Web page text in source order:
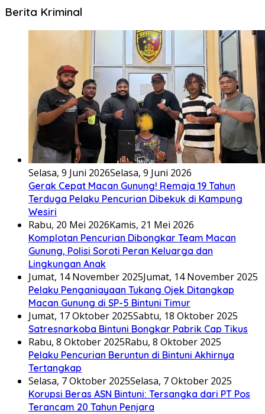
Berita Kriminal
Selasa, 9 Juni 2026Selasa, 9 Juni 2026
Gerak Cepat Macan Gunung! Remaja 19 Tahun
Terduga Pelaku Pencurian Dibekuk di Kampung
Wesiri
Rabu, 20 Mei 2026Kamis, 21 Mei 2026
Komplotan Pencurian Dibongkar Team Macan
Gunung, Polisi Soroti Peran Keluarga dan
Lingkungan Anak
Jumat, 14 November 2025Jumat, 14 November 2025
Pelaku Penganiayaan Tukang Ojek Ditangkap
Macan Gunung di SP-5 Bintuni Timur
Jumat, 17 Oktober 2025Sabtu, 18 Oktober 2025
Satresnarkoba Bintuni Bongkar Pabrik Cap Tikus
Rabu, 8 Oktober 2025Rabu, 8 Oktober 2025
Pelaku Pencurian Beruntun di Bintuni Akhirnya
Tertangkap
Selasa, 7 Oktober 2025Selasa, 7 Oktober 2025
Korupsi Beras ASN Bintuni: Tersangka dari PT Pos
Terancam 20 Tahun Penjara